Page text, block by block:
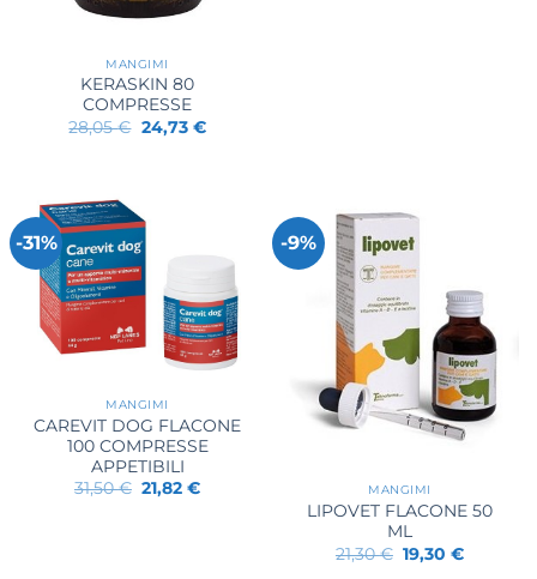
MANGIMI
KERASKIN 80
COMPRESSE
28,05€ Il
prezzo
24,73 €Il
-31%
MANGIMI
CAREVIT DOG FLACONE
100 COMPRESSE
APPETIBILI
31,50€ Il
prezzo
21,82€Il
-9%
MANGIMI
LIPOVET FLACONE 50
ML
21,30€ Il
prezzo
19,30€Il